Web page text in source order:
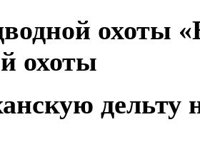
охоты
охоты
дельту